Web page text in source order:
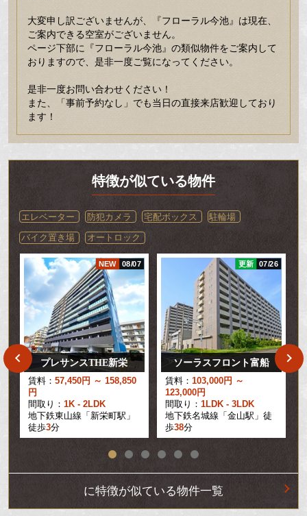
大変申し訳ございませんが、『フローラル今池』は現在、
ご案内できる空室がございません。
ページ下部に『フローラル今池』の類似物件をご案内して
おりますので、是非一度ご覧になってください。
是非一度お問い合わせください！
また、「事前予約なし」でも当日の直接来店歓迎しており
ます！
特徴が似ている物件
エレベーター 防犯カメラ 宅配ボックス 駐輪場
バイク置き場 オートロック
NEW 08/07
プレサンスTHE新栄
賃料： 57,450円 ～ 158,850
円
間取り： 1K - 2LDK
地下鉄東山線「新栄町駅」
徒歩3分
更新 07/26
ソーラスフロント富船
賃料： 103,000円 ～
123,000円
間取り： 1LDK - 3LDK
地下鉄名城線「金山駅」徒
歩38分
に特徴が似ている物件一覧